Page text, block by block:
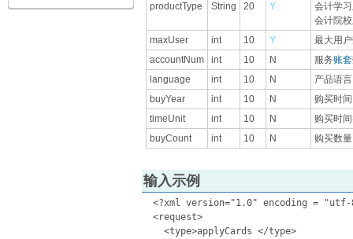
productType String 20 Y
会计学
会计院
maxUser
int 10 Y
最大用
accountNum
int 10 N 服务账套
language
int 10 N
产品语
buyYear
int 10 N
购买时间
timeUnit
int 10 N
购买时
buyCount
int 10 N 购买数量
输入示例
<?xml version="1.0" encoding =
  <request>
    <type>applyCards </type>